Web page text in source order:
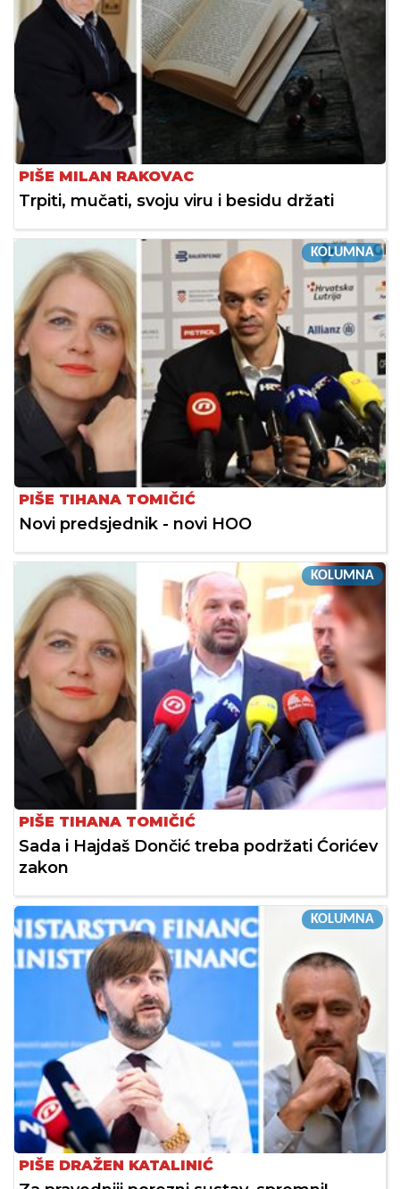
PIŠE MILAN RAKOVAC
Trpiti, mučati, svoju viru i besidu držati
KOLUMNA
PIŠE TIHANA TOMIČIĆ
Novi predsjednik - novi HOO
KOLUMNA
PIŠE TIHANA TOMIČIĆ
Sada i Hajdaš Dončić treba podržati Ćorićev
zakon
KOLUMNA
PIŠE DRAŽEN KATALINIĆ